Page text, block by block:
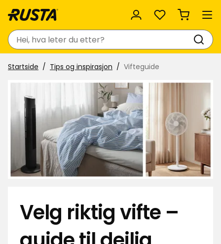
Favoritter
Søk
Startside Tips og inspirasjon Vifteguide
Velg riktig vifte –